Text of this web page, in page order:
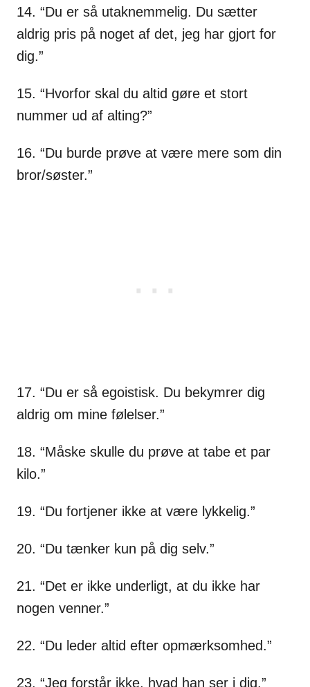
14. “Du er så utaknemmelig. Du sætter
aldrig pris på noget af det, jeg har gjort for
dig.”
15. “Hvorfor skal du altid gøre et stort
nummer ud af alting?”
16. “Du burde prøve at være mere som din
bror/søster.”
17. “Du er så egoistisk. Du bekymrer dig
aldrig om mine følelser.”
18. “Måske skulle du prøve at tabe et par
kilo.”
19. “Du fortjener ikke at være lykkelig.”
20. “Du tænker kun på dig selv.”
21. “Det er ikke underligt, at du ikke har
nogen venner.”
22. “Du leder altid efter opmærksomhed.”
23. “Jeg forstår ikke, hvad han ser i dig.”